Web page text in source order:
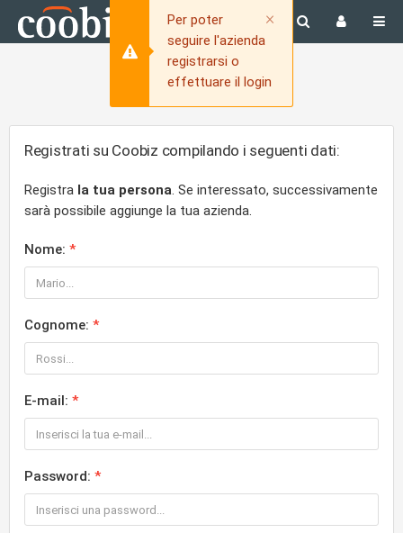
× Close
Per poter
seguire l'azienda
registrarsi o
effettuare il login
Registrati su Coobiz compilando i seguenti dati:
Registra la tua persona. Se interessato, successivamente
sarà possibile aggiunge la tua azienda.
Nome:
Cognome:
E-mail:
Password: